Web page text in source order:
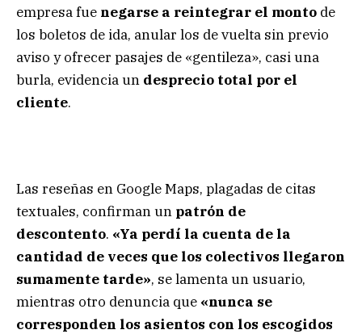
empresa fue negarse a reintegrar el monto de
los boletos de ida, anular los de vuelta sin previo
aviso y ofrecer pasajes de «gentileza», casi una
burla, evidencia un desprecio total por el
cliente.
Las reseñas en Google Maps, plagadas de citas
textuales, confirman un patrón de
descontento. «Ya perdí la cuenta de la
cantidad de veces que los colectivos llegaron
sumamente tarde», se lamenta un usuario,
mientras otro denuncia que «nunca se
corresponden los asientos con los escogidos